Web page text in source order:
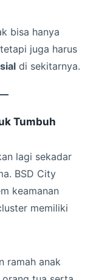
bisa hanya
juga harus
di sekitarnya.
Tumbuh
lagi sekadar
BSD City
keamanan
memiliki
ramah anak